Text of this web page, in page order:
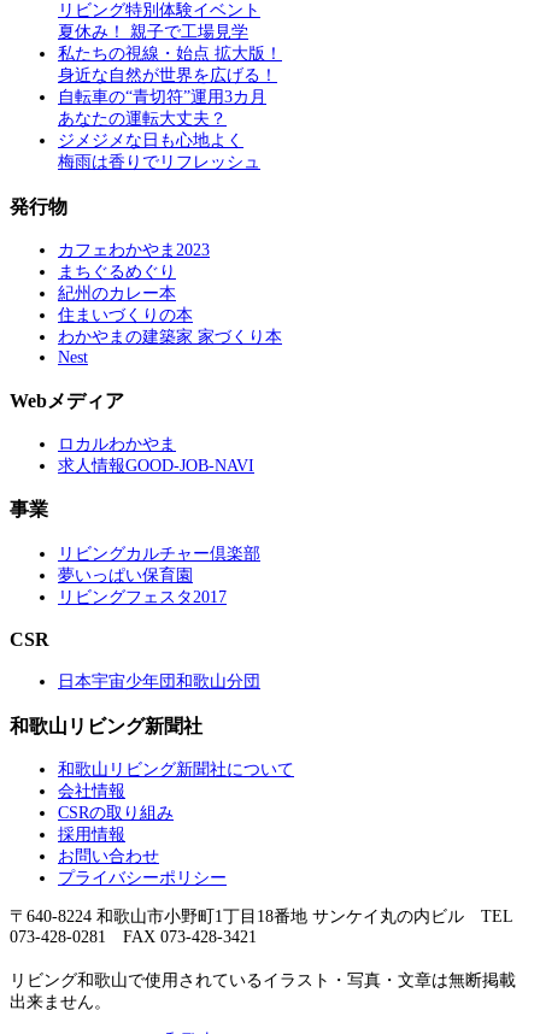
リビング特別体験イベント
夏休み！ 親子で工場見学
私たちの視線・始点 拡大版！
身近な自然が世界を広げる！
自転車の“青切符”運用3カ月
あなたの運転大丈夫？
ジメジメな日も心地よく
梅雨は香りでリフレッシュ
発行物
カフェわかやま2023
まちぐるめぐり
紀州のカレー本
住まいづくりの本
わかやまの建築家 家づくり本
Nest
Webメディア
ロカルわかやま
求人情報GOOD-JOB-NAVI
事業
リビングカルチャー倶楽部
夢いっぱい保育園
リビングフェスタ2017
CSR
日本宇宙少年団和歌山分団
和歌山リビング新聞社
和歌山リビング新聞社について
会社情報
CSRの取り組み
採用情報
お問い合わせ
プライバシーポリシー
〒640-8224 和歌山市小野町1丁目18番地 サンケイ丸の内ビル TEL
073-428-0281 FAX 073-428-3421
リビング和歌山で使用されているイラスト・写真・文章は無断掲載
出来ません。